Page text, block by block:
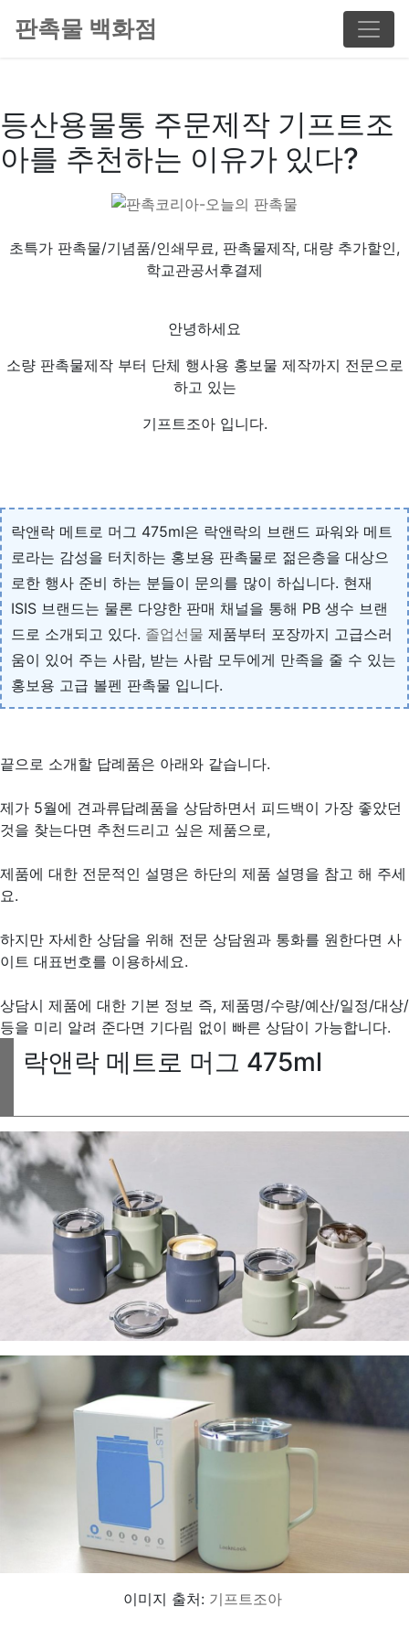
판촉물 백화점
등산용물통 주문제작 기프트조
아를 추천하는 이유가 있다?
초특가 판촉물/기념품/인쇄무료, 판촉물제작, 대량 추가할인,
학교관공서후결제
안녕하세요
소량 판촉물제작 부터 단체 행사용 홍보물 제작까지 전문으로
하고 있는
기프트조아 입니다.
락앤락 메트로 머그 475ml은 락앤락의 브랜드 파워와 메트
로라는 감성을 터치하는 홍보용 판촉물로 젊은층을 대상으
로한 행사 준비 하는 분들이 문의를 많이 하십니다. 현재
ISIS 브랜드는 물론 다양한 판매 채널을 통해 PB 생수 브랜
드로 소개되고 있다. 졸업선물 제품부터 포장까지 고급스러
움이 있어 주는 사람, 받는 사람 모두에게 만족을 줄 수 있는
홍보용 고급 볼펜 판촉물 입니다.
끝으로 소개할 답례품은 아래와 같습니다.
제가 5월에 견과류답례품을 상담하면서 피드백이 가장 좋았던
것을 찾는다면 추천드리고 싶은 제품으로,
제품에 대한 전문적인 설명은 하단의 제품 설명을 참고 해 주세
요.
하지만 자세한 상담을 위해 전문 상담원과 통화를 원한다면 사
이트 대표번호를 이용하세요.
상담시 제품에 대한 기본 정보 즉, 제품명/수량/예산/일정/대상/
등을 미리 알려 준다면 기다림 없이 빠른 상담이 가능합니다.
락앤락 메트로 머그 475ml
이미지 출처: 기프트조아